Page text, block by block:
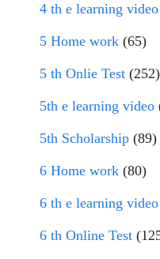
4 th e learning video
5 Home work (65)
5 th Onlie Test (252)
5th e learning video
5th Scholarship (89)
6 Home work (80)
6 th e learning video
6 th Online Test